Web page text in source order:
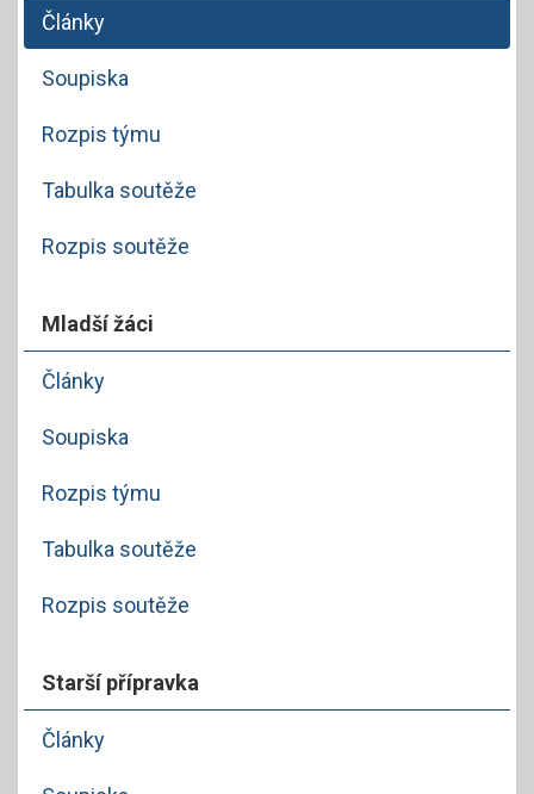
Články
Soupiska
Rozpis týmu
Tabulka soutěže
Rozpis soutěže
Mladší žáci
Články
Soupiska
Rozpis týmu
Tabulka soutěže
Rozpis soutěže
Starší přípravka
Články